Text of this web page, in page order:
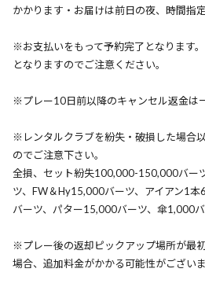
かかります・お届けは前日の夜、時間指定
※お支払いをもって予約完了となります
となりますのでご注意ください。
※プレー10日前以降のキャンセル返金は
※レンタルクラブを紛失・破損した場合
のでご注意下さい。
全損、セット紛失100,000-150,000バー
ツ、FW＆Hy15,000バーツ、アイアン1
バーツ、パター15,000バーツ、傘1,000
※プレー後の返却ピックアップ場所が最
場合、追加料金がかかる可能性がございま